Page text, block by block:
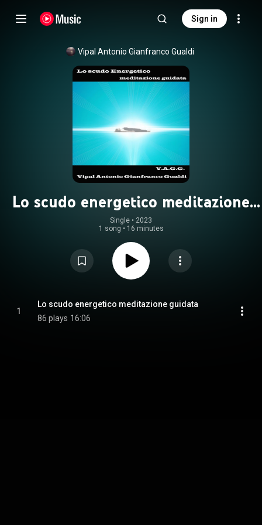
Sign in
Vipal Antonio Gianfranco Gualdi
Lo scudo energetico meditazione
guidata
Single • 2023
1 song • 16 minutes
1
Lo scudo energetico meditazione guidata
86 plays 16:06